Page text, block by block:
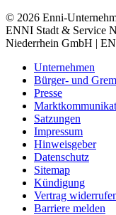
© 2026 Enni-
ENNI Stadt & Service
Niederrhein GmbH |
Unternehmen
Bürger- und
Presse
Satzungen
Impressum
Hinweisgeber
Datenschutz
Sitemap
Kündigung
Vertrag
Barriere melden